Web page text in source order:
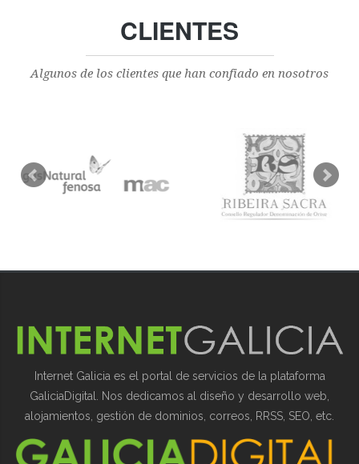
CLIENTES
Algunos de los clientes que han confiado en nosotros
Internet Galicia es el portal de servicios de la plataforma
GaliciaDigital. Nos dedicamos al diseño y desarrollo web,
alojamientos, gestión de dominios, correos, RRSS, SEO, etc.